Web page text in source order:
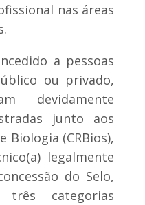
nas áreas
a pessoas
ou privado,
devidamente
junto aos
Biologia (CRBios),
legalmente
do Selo,
três categorias